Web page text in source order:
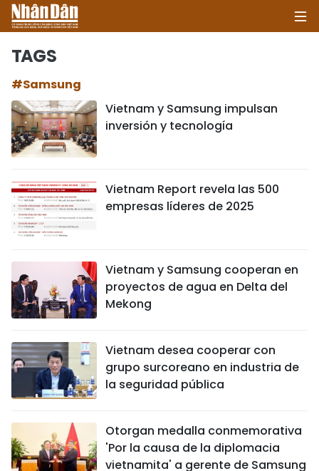
POLÍTICA
SOCIEDAD
CULTURA - ENTRETENIMIENTO
INTERNACIONAL
VIAJES
HISTORIAS MULTIMEDIA
TAGS
#Samsung
Vietnam y Samsung impulsan
inversión y tecnología
Vietnam Report revela las 500
empresas líderes de 2025
Vietnam y Samsung cooperan en
proyectos de agua en Delta del
Mekong
Vietnam desea cooperar con
grupo surcoreano en industria de
la seguridad pública
Otorgan medalla conmemorativa
'Por la causa de la diplomacia
vietnamita' a gerente de Samsung